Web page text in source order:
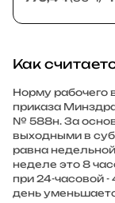
Как
Норму рабочего
приказа
№ 588н. За
выходными в
равна
неделе это 8
при 24-часовой -
день